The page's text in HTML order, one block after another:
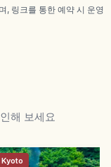
, 링크를 통한 예약 시 운영
해 보세요
Kyoto